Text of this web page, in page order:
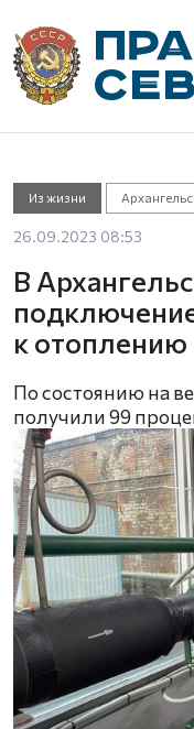
Из жизни
26.09.2023 08:53
В
к отоплению
По состоянию на
получили 99